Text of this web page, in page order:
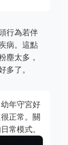
行為若伴
病。這點
塵太多，
多了。
年守宮好
正常。關
常模式。